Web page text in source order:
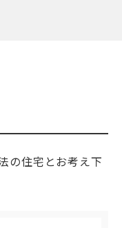
の住宅とお考え下